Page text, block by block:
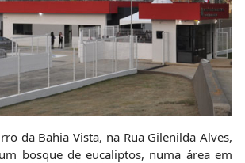
da Bahia Vista, na Rua Gilenilda Alves,
bosque de eucaliptos, numa área em